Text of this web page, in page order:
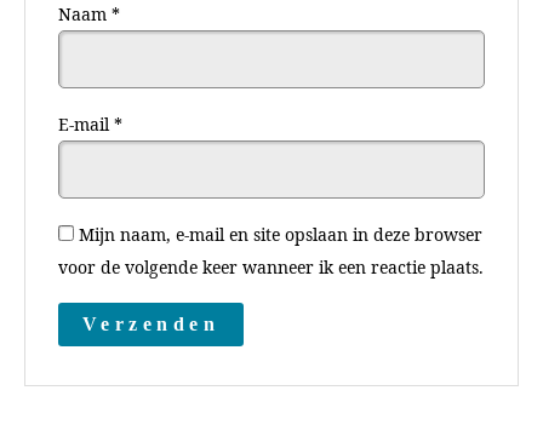
Naam *
E-mail *
Mijn naam, e-mail en site opslaan in deze browser
voor de volgende keer wanneer ik een reactie plaats.